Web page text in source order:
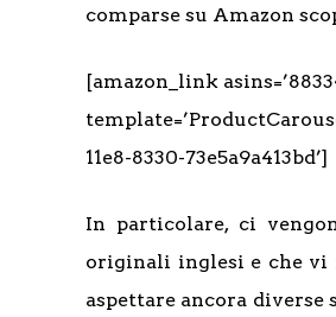
comparse su Amazon
[amazon_link
11e8-8330-73e5a9a413bd’]
In particolare, ci
originali inglesi e che vi
aspettare ancora